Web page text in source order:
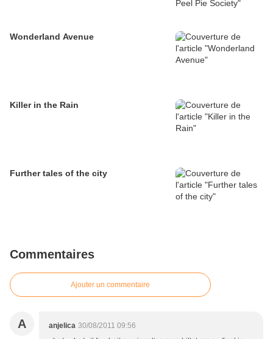
Wonderland Avenue
Killer in the Rain
Further tales of the city
Commentaires
Ajouter un commentaire
A anjelica 30/08/2011 09:56